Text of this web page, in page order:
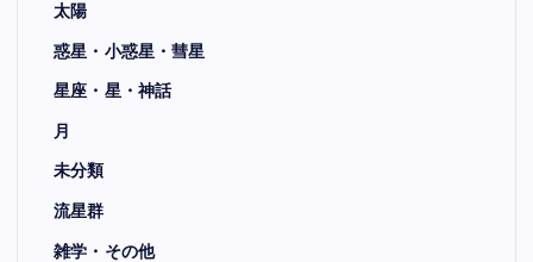
太陽
惑星・小惑星・彗星
星座・星・神話
月
未分類
流星群
雑学・その他